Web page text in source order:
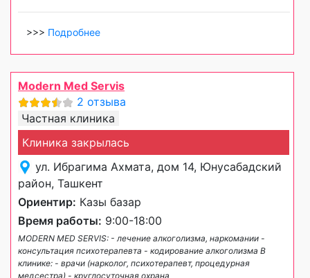
>>> Подробнее
Modern Med Servis
2 отзыва
Частная клиника
Клиника закрылась
ул. Ибрагима Ахмата, дом 14, Юнусабадский
район, Ташкент
Ориентир: Казы базар
Время работы: 9:00-18:00
MODERN MED SERVIS: - лечение алкоголизма, наркомании -
консультация психотерапевта - кодирование алкоголизма В
клинике: - врачи (нарколог, психотерапевт, процедурная
медсестра) - круглосуточная охрана